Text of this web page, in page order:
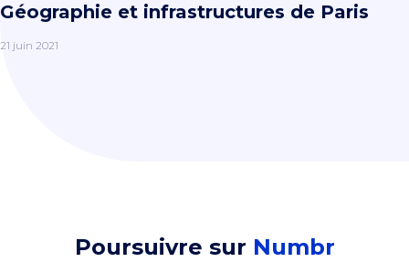
Géographie et infrastructures de Paris
21 juin 2021
Poursuivre sur Numbr